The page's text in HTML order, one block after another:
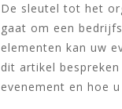
De sleutel tot het
gaat om een
elementen kan uw
dit artikel
evenement en hoe